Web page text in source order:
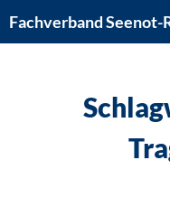
Inhalt
Fachverband